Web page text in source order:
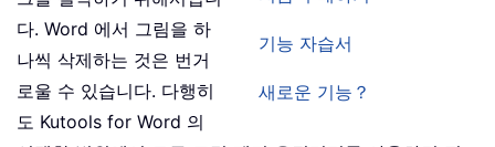
기능 자습서
새로운 기능？
다. Word 에서 그림을 하
나씩 삭제하는 것은 번거
로울 수 있습니다. 다행히
도 Kutools for Word 의